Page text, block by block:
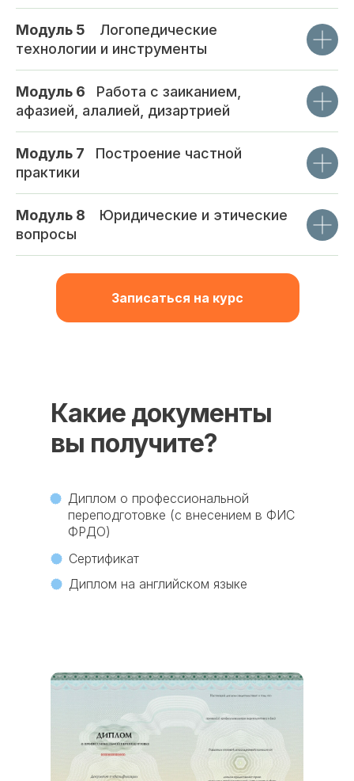
Модуль 5
Логопедические
технологии и инструменты
Модуль 6
Работа с заиканием,
афазией, алалией, дизартрией
Модуль 7
Построение частной
практики
Модуль 8
Юридические и этические
вопросы
Записаться на курс
Какие документы
вы получите?
Диплом о профессиональной
переподготовке (с внесением в ФИС
ФРДО)
Сертификат
Диплом на английском языке